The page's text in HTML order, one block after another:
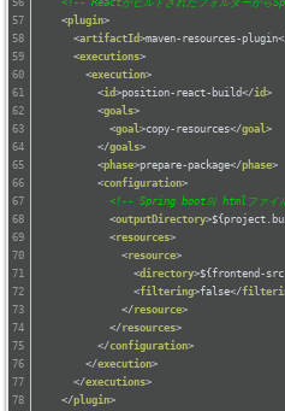
<!-- Reactがビルドされたフォルダーから
<plugin>
<artifactId>maven-resources-plugin
<executions>
<execution>
<id>position-react-build</id>
<goals>
<goal>copy-resources</goal>
</goals>
<phase>prepare-package</phase>
<configuration>
<!-- Spring boot의 htmlファイ
<outputDirectory>
<resources>
<resource>
<directory>${frontend-
<filtering>false</
</resource>
</resources>
</configuration>
</execution>
</executions>
</plugin>